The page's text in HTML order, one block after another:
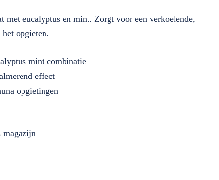
met eucalyptus en mint. Zorgt voor een verkoelende,
opgieten.
mint combinatie
effect
opgietingen
magazijn